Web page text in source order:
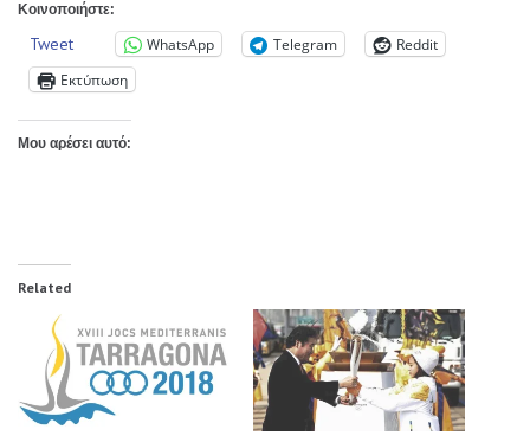
Κοινοποιήστε:
Tweet WhatsApp Telegram
Reddit
Εκτύπωση
Μου αρέσει αυτό:
Related